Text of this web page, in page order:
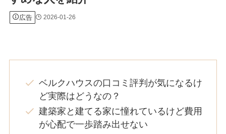
広告 2026-01-26
ベルクハウスの口コミ評判が気になるけ
ど実際はどうなの？
建築家と建てる家に憧れているけど費用
が心配で一歩踏み出せない